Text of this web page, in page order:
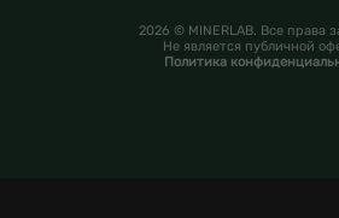
2026 © MINERLAB. Все права
Не является публичной
Политика